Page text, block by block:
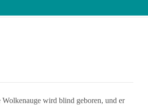
wird blind geboren, und er